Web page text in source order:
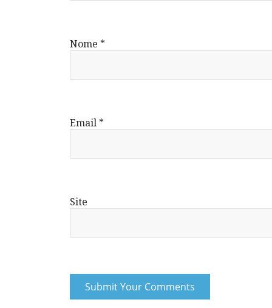
Nome *
Email *
Site